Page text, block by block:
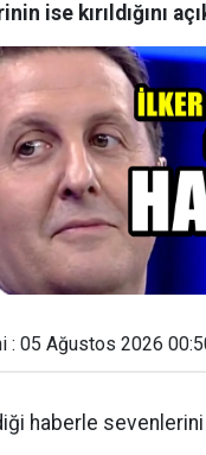
ise kırıldığını
: 05 Ağustos 2026
haberle